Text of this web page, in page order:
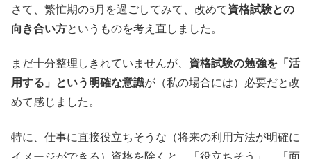
さて、繁忙期の5月を過ごしてみて、改めて資格試験との
向き合い方というものを考え直しました。
まだ十分整理しきれていませんが、 資格試験の勉強を「活
用する」という明確な意識が（私の場合には）必要だと改
めて感じました。
特に、仕事に直接役立ちそうな（将来の利用方法が明確に
イメージができる）資格を除くと、「役立ちそう」、「面